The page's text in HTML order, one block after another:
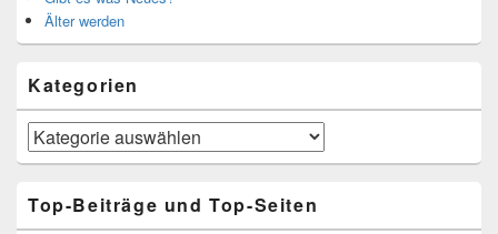
Älter werden
Kategorien
Kategorien
Top-Beiträge und Top-Seiten